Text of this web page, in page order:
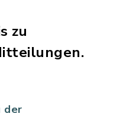
zu
der